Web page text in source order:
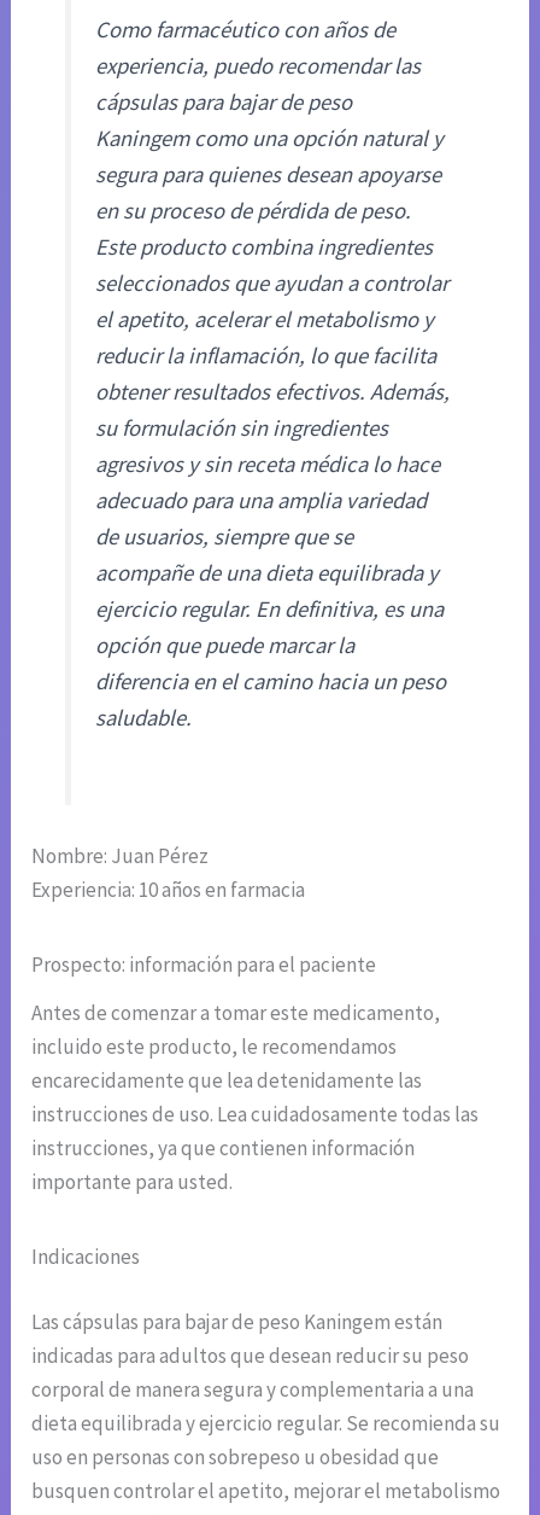
Como farmacéutico con años de
experiencia, puedo recomendar las
cápsulas para bajar de peso
Kaningem como una opción natural y
segura para quienes desean apoyarse
en su proceso de pérdida de peso.
Este producto combina ingredientes
seleccionados que ayudan a controlar
el apetito, acelerar el metabolismo y
reducir la inflamación, lo que facilita
obtener resultados efectivos. Además,
su formulación sin ingredientes
agresivos y sin receta médica lo hace
adecuado para una amplia variedad
de usuarios, siempre que se
acompañe de una dieta equilibrada y
ejercicio regular. En definitiva, es una
opción que puede marcar la
diferencia en el camino hacia un peso
saludable.
Nombre: Juan Pérez
Experiencia: 10 años en farmacia
Prospecto: información para el paciente
Antes de comenzar a tomar este medicamento,
incluido este producto, le recomendamos
encarecidamente que lea detenidamente las
instrucciones de uso. Lea cuidadosamente todas las
instrucciones, ya que contienen información
importante para usted.
Indicaciones
Las cápsulas para bajar de peso Kaningem están
indicadas para adultos que desean reducir su peso
corporal de manera segura y complementaria a una
dieta equilibrada y ejercicio regular. Se recomienda su
uso en personas con sobrepeso u obesidad que
busquen controlar el apetito, mejorar el metabolismo